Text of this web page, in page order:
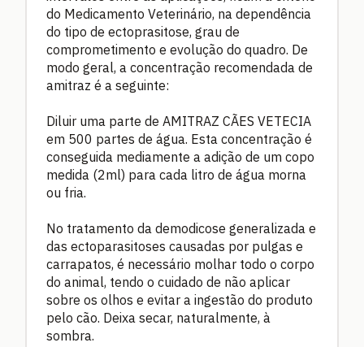
do Medicamento Veterinário, na dependência
do tipo de ectoprasitose, grau de
comprometimento e evolução do quadro. De
modo geral, a concentração recomendada de
amitraz é a seguinte:
Diluir uma parte de AMITRAZ CÃES VETECIA
em 500 partes de água. Esta concentração é
conseguida mediamente a adição de um copo
medida (2ml) para cada litro de água morna
ou fria.
No tratamento da demodicose generalizada e
das ectoparasitoses causadas por pulgas e
carrapatos, é necessário molhar todo o corpo
do animal, tendo o cuidado de não aplicar
sobre os olhos e evitar a ingestão do produto
pelo cão. Deixa secar, naturalmente, à
sombra.